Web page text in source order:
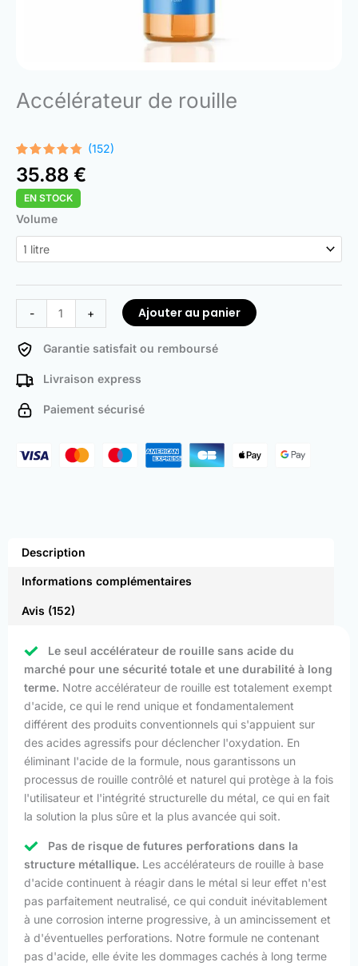
Accélérateur de rouille
Noté4.68
sur 5
basé
sur
152
notations
client
(152)
35.88 €
EN STOCK
Volume
-
quantité
de
Rust
+ Ajouter au panier
Garantie satisfait ou remboursé
Livraison express
Paiement sécurisé
Description
Informations complémentaires
Avis (152)
Le seul accélérateur de rouille sans acide du
marché pour une sécurité totale et une durabilité à long
terme. Notre accélérateur de rouille est totalement exempt
d'acide, ce qui le rend unique et fondamentalement
différent des produits conventionnels qui s'appuient sur
des acides agressifs pour déclencher l'oxydation. En
éliminant l'acide de la formule, nous garantissons un
processus de rouille contrôlé et naturel qui protège à la fois
l'utilisateur et l'intégrité structurelle du métal, ce qui en fait
la solution la plus sûre et la plus avancée qui soit.
Pas de risque de futures perforations dans la
structure métallique. Les accélérateurs de rouille à base
d'acide continuent à réagir dans le métal si leur effet n'est
pas parfaitement neutralisé, ce qui conduit inévitablement
à une corrosion interne progressive, à un amincissement et
à d'éventuelles perforations. Notre formule ne contenant
pas d'acide, elle évite les dommages cachés à long terme